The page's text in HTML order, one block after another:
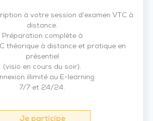
à votre session d’examen VTC à
distance.
Préparation complète à
théorique à distance et pratique en
présentiel
(visio en cours du soir).
illimité au E-learning
7/7 et 24/24.
Je participe